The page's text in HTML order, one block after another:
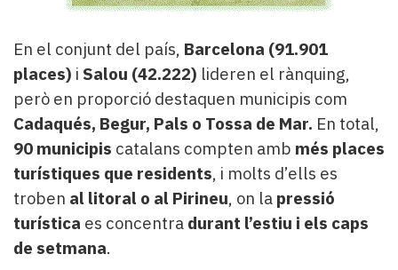
En el conjunt del país, Barcelona (91.901
places) i Salou (42.222) lideren el rànquing,
però en proporció destaquen municipis com
Cadaqués, Begur, Pals o Tossa de Mar. En total,
90 municipis catalans compten amb més places
turístiques que residents, i molts d’ells es
troben al litoral o al Pirineu, on la pressió
turística es concentra durant l’estiu i els caps
de setmana.